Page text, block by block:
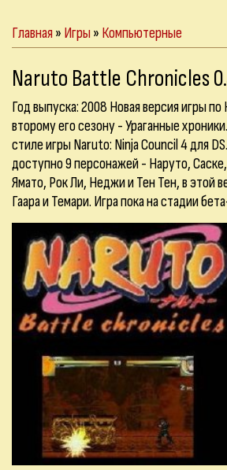
Главная» Игры» Компьютерные
Naruto Battle Chronicles
Год выпуска: 2008 Новая версия игры
второму его сезону - Ураганные
стиле игры Naruto: Ninja Council 4 для
доступно 9 персонажей - Наруто,
Ямато, Рок Ли, Неджи и Тен Тен, в этой
Гаара и Темари. Игра пока на стадии